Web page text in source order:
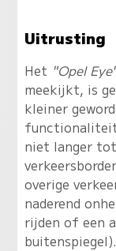
Uitrusting
Het "Opel
meekijkt, is
kleiner
niet langer
overige
naderend
rijden of een
buitenspiegel).